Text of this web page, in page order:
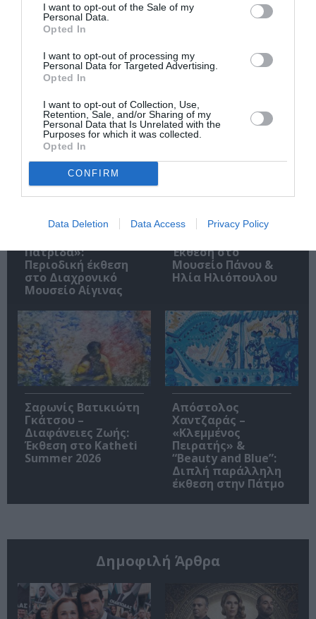
I want to opt-out of the Sale of my
Personal Data.
Opted In
I want to opt-out of processing my
Personal Data for Targeted Advertising.
Opted In
I want to opt-out of Collection, Use,
Retention, Sale, and/or Sharing of my
Personal Data that Is Unrelated with the
Purposes for which it was collected.
Opted In
CONFIRM
Data Deletion Data Access Privacy Policy
Ακολουθήστε το Culturenow.gr
Βουνά και Ποτάμια:
Πατρίδα»:
Περιοδική έκθεση
στο Διαχρονικό
Μουσείο Αίγινας
τον φακό του
Έκθεση στο
Μουσείο Πάνου &
Ηλία Ηλιόπουλου
Σαρωνίς Βατικιώτη
Γκάτσου –
Διαφάνειες Ζωής:
Έκθεση στο Katheti
Summer 2026
Απόστολος
Χαντζαράς –
«Κλεμμένος
Πειρατής» &
“Beauty and Blue”:
Διπλή παράλληλη
έκθεση στην Πάτμο
Δημοφιλή Άρθρα